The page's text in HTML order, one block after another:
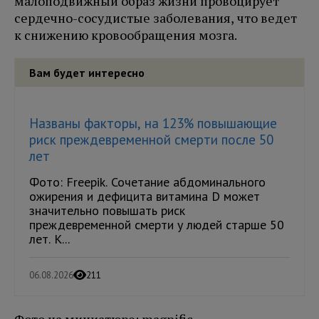
сердечно-сосудистые заболевания, что ведет
к снижению кровообращения мозга.
Вам будет интересно
Названы факторы, на 123% повышающие
риск преждевременной смерти после 50
лет
Фото: Freepik. Сочетание абдоминального
ожирения и дефицита витамина D может
значительно повышать риск
преждевременной смерти у людей старше 50
лет. К...
06.08.2026 211